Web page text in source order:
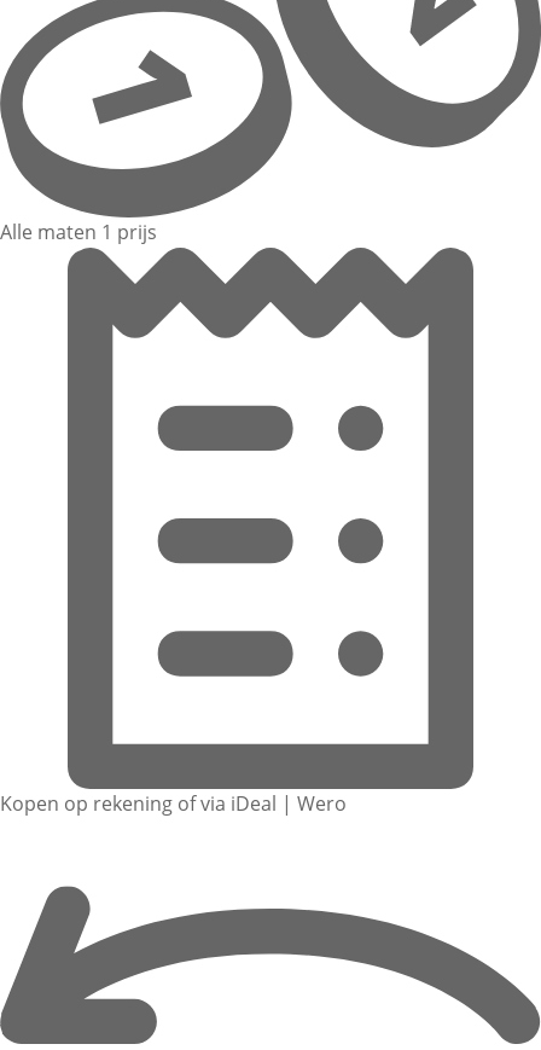
Alle maten 1 prijs
Kopen op rekening of via iDeal | Wero